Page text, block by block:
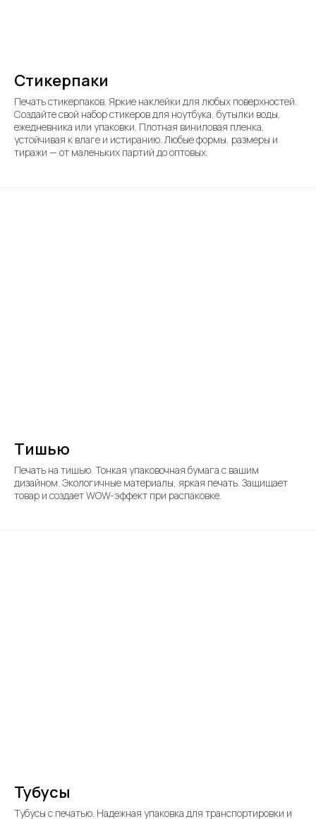
Стикерпаки
Печать стикерпаков. Яркие наклейки для любых поверхностей.
Создайте свой набор стикеров для ноутбука, бутылки воды,
ежедневника или упаковки. Плотная виниловая пленка,
устойчивая к влаге и истиранию. Любые формы, размеры и
тиражи — от маленьких партий до оптовых.
Тишью
Печать на тишью. Тонкая упаковочная бумага с вашим
дизайном. Экологичные материалы, яркая печать. Защищает
товар и создает WOW-эффект при распаковке.
Тубусы
Тубусы с печатью. Надежная упаковка для транспортировки и